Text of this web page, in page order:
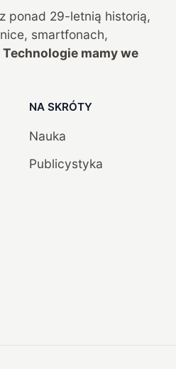
ponad 29-letnią historią,
smartfonach,
Technologie mamy we
NA SKRÓTY
Nauka
Publicystyka